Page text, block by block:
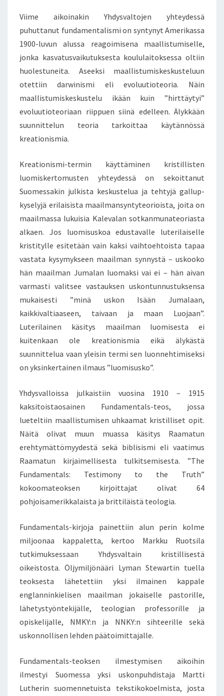
A
S
S
A
,
A
N
A
N
A
J
A
L
U
O
D
E
S
A
A
N
Viime aikoinakin Yhdysvaltojen yhteydessä
puhuttanut fundamentalismi on syntynyt Amerikassa
1900-luvun alussa reagoimisena maallistumiselle,
jonka kasvatusvaikutuksesta koululaitoksessa oltiin
huolestuneita. Aseeksi maallistumiskeskusteluun
otettiin darwinismi eli evoluutioteoria. Näin
maallistumiskeskustelu ikään kuin ”hirttäytyi”
evoluutioteoriaan riippuen siinä edelleen. Älykkään
suunnittelun teoria tarkoittaa käytännössä
kreationismia.
Kreationismi-termin käyttäminen kristillisten
luomiskertomusten yhteydessä on sekoittanut
Suomessakin julkista keskustelua ja tehtyjä gallup-
kyselyjä erilaisista maailmansyntyteorioista, joita on
maailmassa lukuisia Kalevalan sotkanmunateoriasta
alkaen. Jos luomisuskoa edustavalle luterilaiselle
kristitylle esitetään vain kaksi vaihtoehtoista tapaa
vastata kysymykseen maailman synnystä – uskooko
hän maailman Jumalan luomaksi vai ei – hän aivan
varmasti valitsee vastauksen uskontunnustuksensa
mukaisesti ”minä uskon Isään Jumalaan,
kaikkivaltiaaseen, taivaan ja maan Luojaan”.
Luterilainen käsitys maailman luomisesta ei
kuitenkaan ole kreationismia eikä älykästä
suunnittelua vaan yleisin termi sen luonnehtimiseksi
on yksinkertainen ilmaus ”luomisusko”.
Yhdysvalloissa julkaistiin vuosina 1910 – 1915
kaksitoistaosainen Fundamentals-teos, jossa
lueteltiin maallistumisen uhkaamat kristilliset opit.
Näitä olivat muun muassa käsitys Raamatun
erehtymättömyydestä sekä biblisismi eli vaatimus
Raamatun kirjaimellisesta tulkitsemisesta. ”The
Fundamentals: Testimony to the Truth”
kokoomateoksen kirjoittajat olivat 64
pohjoisamerikkalaista ja brittiläistä teologia.
Fundamentals-kirjoja painettiin alun perin kolme
miljoonaa kappaletta, kertoo Markku Ruotsila
tutkimuksessaan Yhdysvaltain kristillisestä
oikeistosta. Öljymiljönääri Lyman Stewartin tuella
teoksesta lähetettiin yksi ilmainen kappale
englanninkielisen maailman jokaiselle pastorille,
lähetystyöntekijälle, teologian professorille ja
opiskelijalle, NMKY:n ja NNKY:n sihteerille sekä
uskonnollisen lehden päätoimittajalle.
Fundamentals-teoksen ilmestymisen aikoihin
ilmestyi Suomessa yksi uskonpuhdistaja Martti
Lutherin suomennetuista tekstikokoelmista, josta